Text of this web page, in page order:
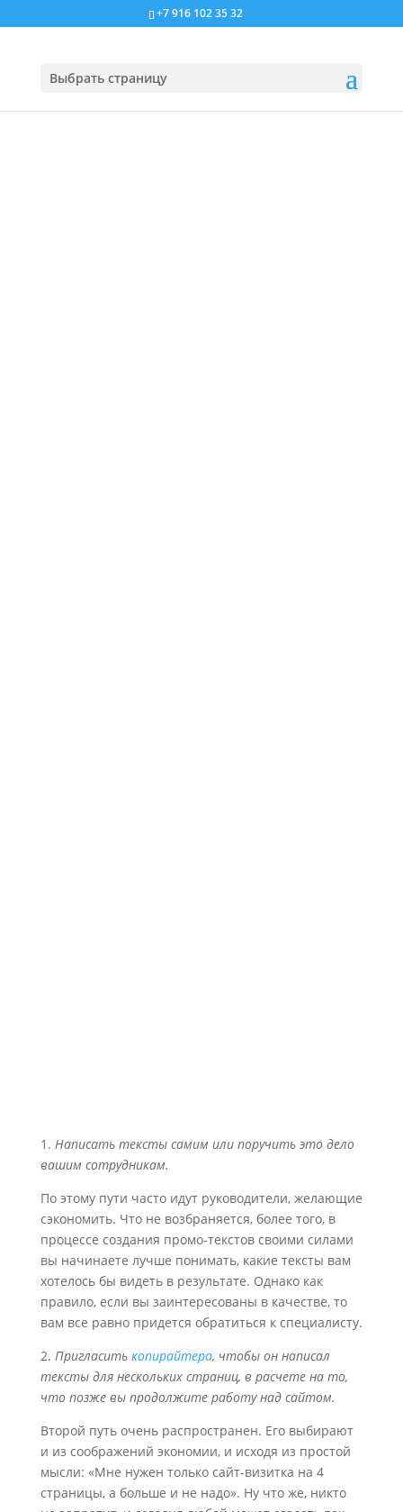
+7 916 102 35 32
Выбрать страницу
1. Написать тексты самим или поручить это дело
вашим сотрудникам.
По этому пути часто идут руководители, желающие
сэкономить. Что не возбраняется, более того, в
процессе создания промо-текстов своими силами
вы начинаете лучше понимать, какие тексты вам
хотелось бы видеть в результате. Однако как
правило, если вы заинтересованы в качестве, то
вам все равно придется обратиться к специалисту.
2. Пригласить копирайтера, чтобы он написал
тексты для нескольких страниц, в расчете на то,
что позже вы продолжите работу над сайтом.
Второй путь очень распространен. Его выбирают
и из соображений экономии, и исходя из простой
мысли: «Мне нужен только сайт-визитка на 4
страницы, а больше и не надо». Ну что же, никто